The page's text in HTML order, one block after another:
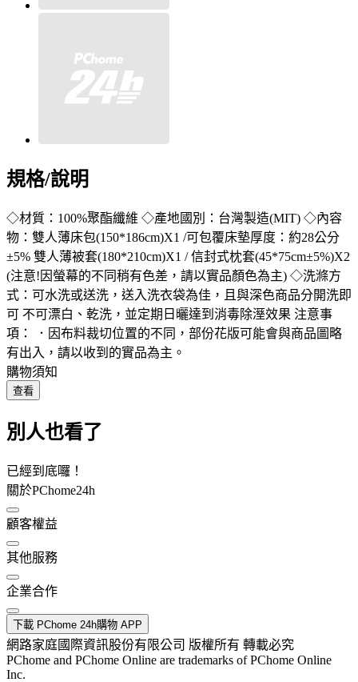
規格/說明
◇材質：100%聚酯纖維 ◇產地國別：台灣製造(MIT) ◇內容
物：雙人薄床包(150*186cm)X1 /可包覆床墊厚度：約28公分
±5% 雙人薄被套(180*210cm)X1 / 信封式枕套(45*75cm±5%)X2
(注意!因螢幕的不同稍有色差，請以實品顏色為主) ◇洗滌方
式：可水洗或送洗，送入洗衣袋為佳，且與深色商品分開洗即
可 不可漂白、乾洗，並定期日曬達到消毒除溼效果 注意事
項： ．因布料裁切位置的不同，部份花版可能會與商品圖略
有出入，請以收到的實品為主。
購物須知
查看
別人也看了
已經到底囉！
關於PChome24h
顧客權益
其他服務
企業合作
下載 PChome 24h購物 APP
網路家庭國際資訊股份有限公司 版權所有 轉載必究
PChome and PChome Online are trademarks of PChome Online
Inc.